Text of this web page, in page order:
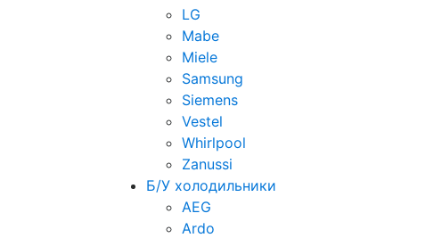
LG
Mabe
Miele
Samsung
Siemens
Vestel
Whirlpool
Zanussi
Б/У холодильники
AEG
Ardo